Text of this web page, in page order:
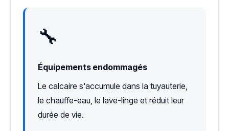
🔧
Équipements endommagés
Le calcaire s'accumule dans la tuyauterie,
le chauffe-eau, le lave-linge et réduit leur
durée de vie.